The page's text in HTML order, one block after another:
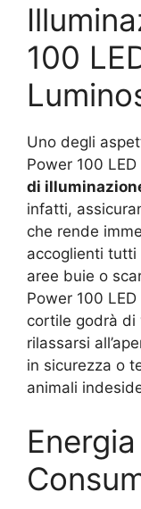
100
Uno degli
Power 100
di
infatti,
che rende
accoglienti tutti
aree buie o
Power 100
cortile godrà
rilassarsi
in sicurezza o
animali